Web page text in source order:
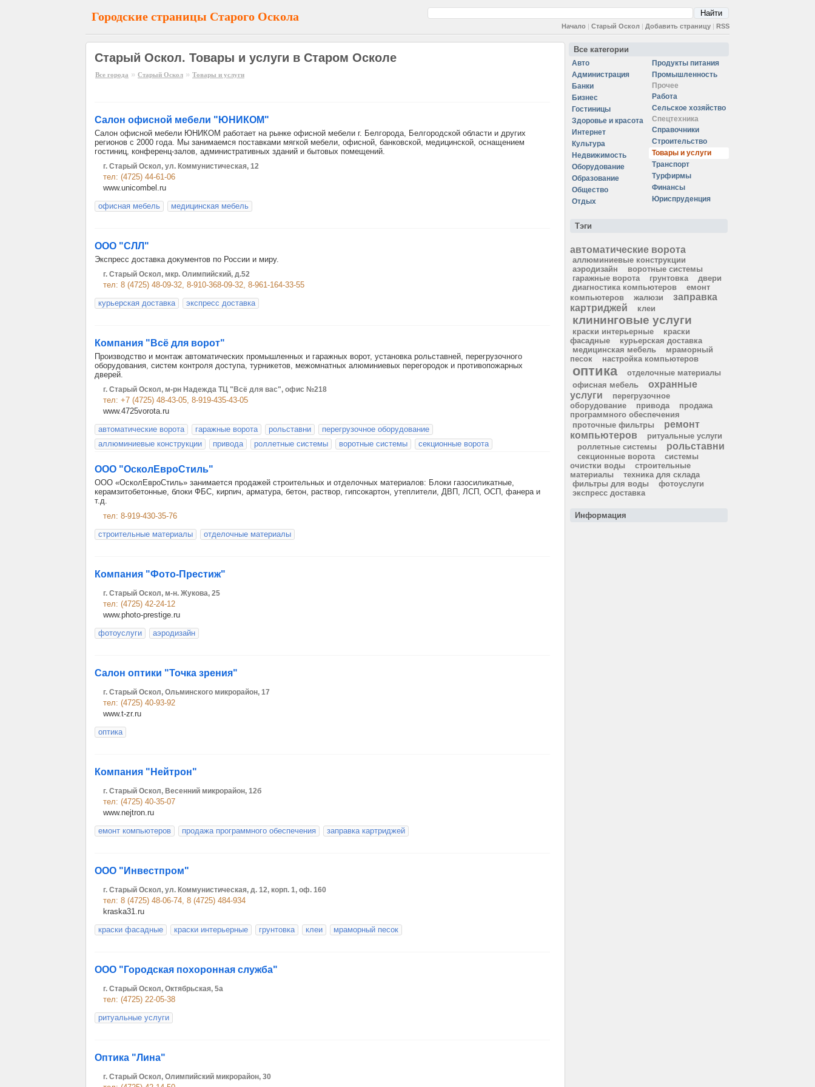
Городские страницы Старого Оскола
Начало | Старый Оскол | Добавить страницу | RSS
Старый Оскол. Товары и услуги в Старом Осколе
Все города » Старый Оскол » Товары и услуги
Салон офисной мебели "ЮНИКОМ"
Салон офисной мебели ЮНИКОМ работает на рынке офисной мебели г. Белгорода, Белгородской области и других
регионов с 2000 года. Мы занимаемся поставками мягкой мебели, офисной, банковской, медицинской, оснащением
гостиниц, конференц-залов, административных зданий и бытовых помещений.
г. Старый Оскол, ул. Коммунистическая, 12
тел: (4725) 44-61-06
www.unicombel.ru
офисная мебель
медицинская мебель
ООО "СЛЛ"
Экспресс доставка документов по России и миру.
г. Старый Оскол, мкр. Олимпийский, д.52
тел: 8 (4725) 48-09-32, 8-910-368-09-32, 8-961-164-33-55
курьерская доставка
экспресс доставка
Компания "Всё для ворот"
Производство и монтаж автоматических промышленных и гаражных ворот, установка рольставней, перегрузочного
оборудования, систем контроля доступа, турникетов, межомнатных алюминиевых перегородок и противопожарных
дверей.
г. Старый Оскол, м-рн Надежда ТЦ "Всё для вас", офис №218
тел: +7 (4725) 48-43-05, 8-919-435-43-05
www.4725vorota.ru
автоматические ворота
гаражные ворота рольставни
перегрузочное оборудование
аллюминиевые конструкции
привода роллетные системы воротные системы секционные ворота
ООО "ОсколЕвроСтиль"
ООО «ОсколЕвроСтиль» занимается продажей строительных и отделочных материалов: Блоки газосиликатные,
керамзитобетонные, блоки ФБС, кирпич, арматура, бетон, раствор, гипсокартон, утеплители, ДВП, ЛСП, ОСП, фанера и
т.д.
тел: 8-919-430-35-76
строительные материалы
отделочные материалы
Компания "Фото-Престиж"
г. Старый Оскол, м-н. Жукова, 25
тел: (4725) 42-24-12
www.photo-prestige.ru
фотоуслуги
аэродизайн
Салон оптики "Точка зрения"
г. Старый Оскол, Ольминского микрорайон, 17
тел: (4725) 40-93-92
www.t-zr.ru
оптика
Компания "Нейтрон"
г. Старый Оскол, Весенний микрорайон, 12б
тел: (4725) 40-35-07
www.nejtron.ru
емонт компьютеров
продажа программного обеспечения заправка картриджей
ООО "Инвестпром"
г. Старый Оскол, ул. Коммунистическая, д. 12, корп. 1, оф. 160
тел: 8 (4725) 48-06-74, 8 (4725) 484-934
kraska31.ru
краски фасадные
краски интерьерные грунтовка клеи мраморный песок
ООО "Городская похоронная служба"
г. Старый Оскол, Октябрьская, 5а
тел: (4725) 22-05-38
ритуальные услуги
Оптика "Лина"
г. Старый Оскол, Олимпийский микрорайон, 30
Все категории
Авто
Администрация
Банки
Бизнес
Гостиницы
Здоровье и красота
Интернет
Культура
Недвижимость
Оборудование
Образование
Общество
Отдых
Продукты питания
Промышленность
Прочее
Работа
Сельское хозяйство
Спецтехника
Справочники
Строительство
Товары и услуги
Транспорт
Турфирмы
Финансы
Юриспруденция
Тэги
автоматические ворота
аллюминиевые конструкции
аэродизайн
воротные системы
гаражные ворота
грунтовка
двери
диагностика компьютеров
емонт
компьютеров
жалюзи
заправка
картриджей
клеи
клининговые услуги
краски интерьерные
краски
фасадные
курьерская доставка
медицинская мебель
мраморный
песок
настройка компьютеров
оптика
отделочные материалы
офисная мебель
охранные
услуги
перегрузочное
оборудование
привода
продажа
программного обеспечения
проточные фильтры
ремонт
компьютеров
ритуальные услуги
роллетные системы
рольставни
секционные ворота
системы
очистки воды
строительные
материалы
техника для склада
фильтры для воды
фотоуслуги
экспресс доставка
Информация